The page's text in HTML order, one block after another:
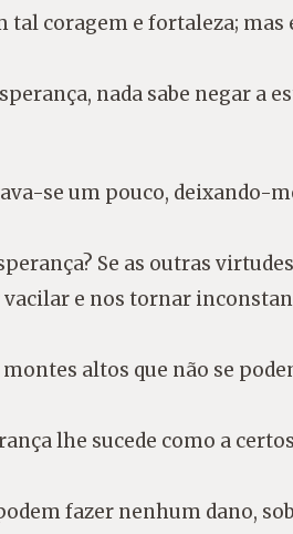
tal coragem e fortaleza; mas
nada sabe negar a
se um pouco, deixando-
Se as outras
e nos tornar
altos que não se
lhe sucede como a certos
fazer nenhum dano,